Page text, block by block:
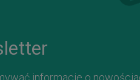
informacje o